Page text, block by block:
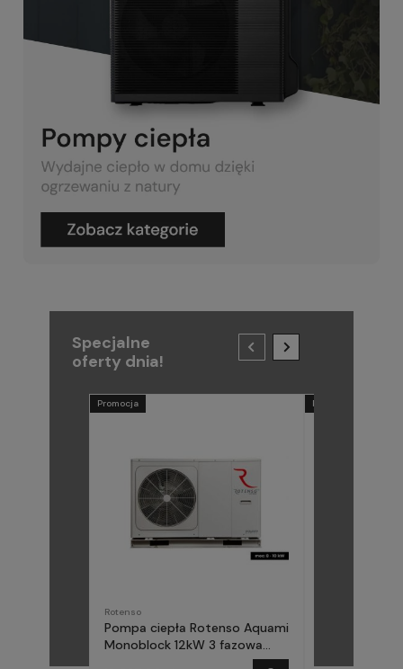
Specjalne
oferty dnia!
Rotenso
Pompa ciepła Rotenso Aquami
Monoblock 12kW 3 fazowa
Promocja Promocja